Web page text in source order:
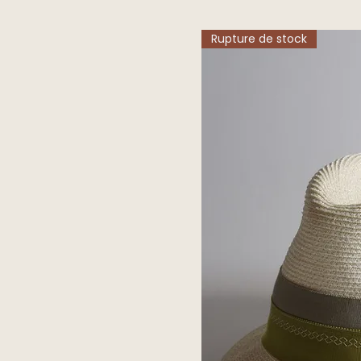
Rupture de stock